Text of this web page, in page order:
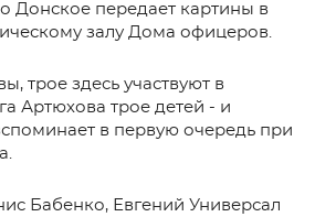
Донское передает картины в
залу Дома офицеров.
трое здесь участвуют в
Артюхова трое детей - и
в первую очередь при
Бабенко, Евгений Универсал